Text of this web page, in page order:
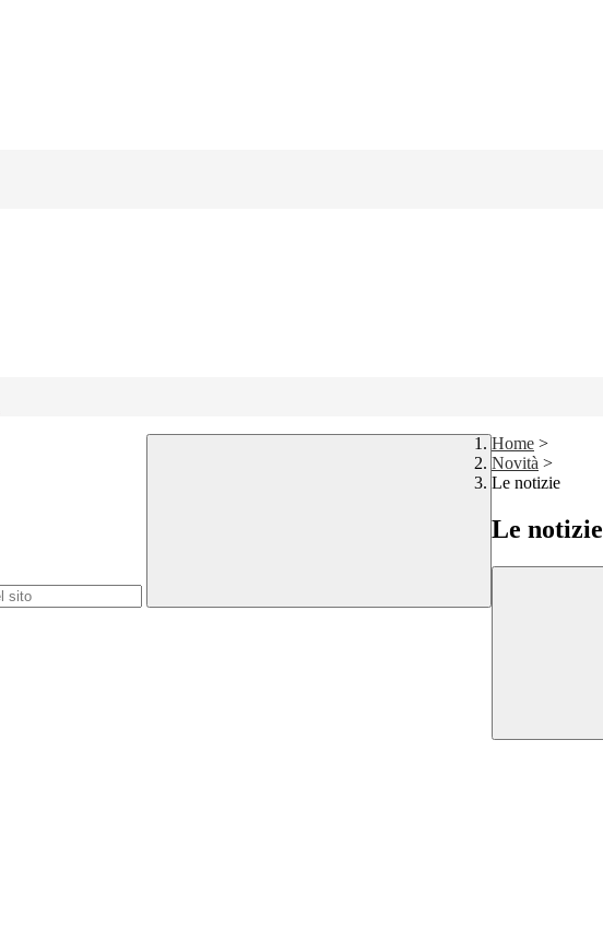
Home >
Novità >
Le notizie
Le notizie